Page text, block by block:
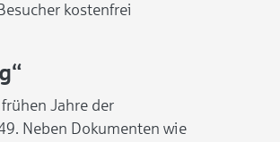
kostenfrei
Jahre der
Neben Dokumenten wie